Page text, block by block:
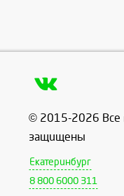
© 2015-2026 Все
защищены
Екатеринбург
8 800 6000 311